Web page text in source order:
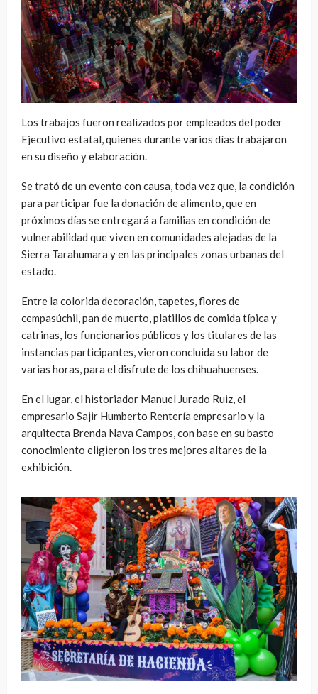
Los trabajos fueron realizados por empleados del poder
Ejecutivo estatal, quienes durante varios días trabajaron
en su diseño y elaboración.
Se trató de un evento con causa, toda vez que, la condición
para participar fue la donación de alimento, que en
próximos días se entregará a familias en condición de
vulnerabilidad que viven en comunidades alejadas de la
Sierra Tarahumara y en las principales zonas urbanas del
estado.
Entre la colorida decoración, tapetes, flores de
cempasúchil, pan de muerto, platillos de comida típica y
catrinas, los funcionarios públicos y los titulares de las
instancias participantes, vieron concluida su labor de
varias horas, para el disfrute de los chihuahuenses.
En el lugar, el historiador Manuel Jurado Ruiz, el
empresario Sajir Humberto Rentería empresario y la
arquitecta Brenda Nava Campos, con base en su basto
conocimiento eligieron los tres mejores altares de la
exhibición.